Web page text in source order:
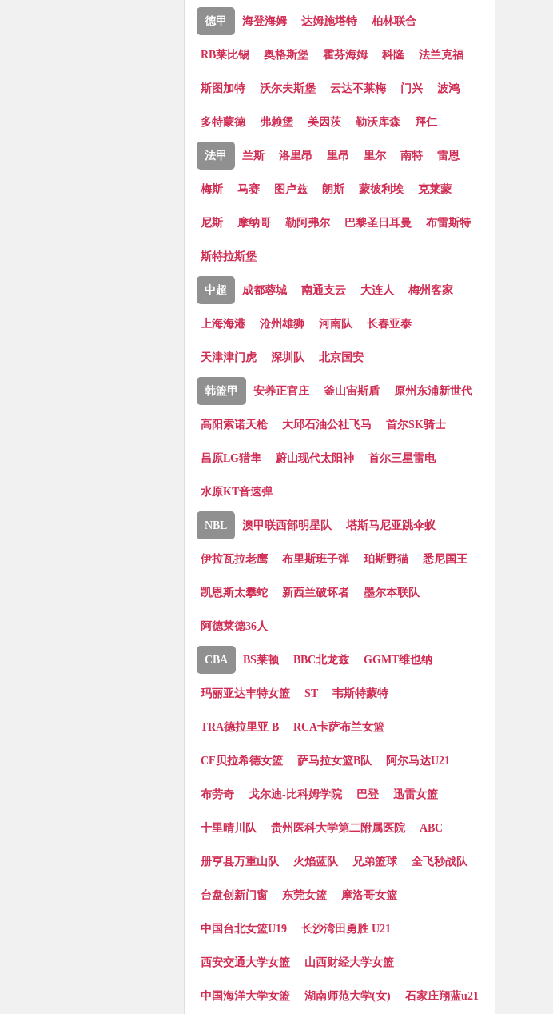
德甲 海登海姆 达姆施塔特 柏林联合
RB莱比锡 奥格斯堡 霍芬海姆 科隆 法兰克福
斯图加特 沃尔夫斯堡 云达不莱梅 门兴 波鸿
多特蒙德 弗赖堡 美因茨 勒沃库森 拜仁
法甲 兰斯 洛里昂 里昂 里尔 南特 雷恩
梅斯 马赛 图卢兹 朗斯 蒙彼利埃 克莱蒙
尼斯 摩纳哥 勒阿弗尔 巴黎圣日耳曼 布雷斯特
斯特拉斯堡
中超 成都蓉城 南通支云 大连人 梅州客家
上海海港 沧州雄狮 河南队 长春亚泰
天津津门虎 深圳队 北京国安
韩篮甲 安养正官庄 釜山宙斯盾 原州东浦新世代
高阳索诺天枪 大邱石油公社飞马 首尔SK骑士
昌原LG猎隼 蔚山现代太阳神 首尔三星雷电
水原KT音速弹
NBL 澳甲联西部明星队 塔斯马尼亚跳伞蚁
伊拉瓦拉老鹰 布里斯班子弹 珀斯野猫 悉尼国王
凯恩斯太攀蛇 新西兰破坏者 墨尔本联队
阿德莱德36人
CBA BS莱顿 BBC北龙兹 GGMT维也纳
玛丽亚达丰特女篮 ST 韦斯特蒙特
TRA德拉里亚 B RCA卡萨布兰女篮
CF贝拉希德女篮 萨马拉女篮B队 阿尔马达U21
布劳奇 戈尔迪-比科姆学院 巴登 迅雷女篮
十里晴川队 贵州医科大学第二附属医院 ABC
册亨县万重山队 火焰蓝队 兄弟篮球 全飞秒战队
台盘创新门窗 东莞女篮 摩洛哥女篮
中国台北女篮U19 长沙湾田勇胜 U21
西安交通大学女篮 山西财经大学女篮
中国海洋大学女篮 湖南师范大学(女) 石家庄翔蓝u21